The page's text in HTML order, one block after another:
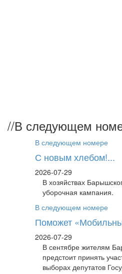
//В следующем
В следующем номере
С новым хлебом!...
2026-07-29
В хозяйствах
уборочная кампания.
В следующем номере
Поможет
2026-07-29
В сентябре жителям
предстоит принять
выборах депутатов